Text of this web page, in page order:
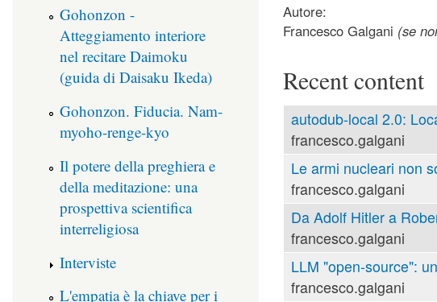
Autore:
Francesco Galgani (se
Recent content
autodub-local 2.0:
francesco.galgani
Le armi nucleari non
francesco.galgani
Da Adolf Hitler a
francesco.galgani
LLM "open-source":
francesco.galgani
Gohonzon -
Atteggiamento interiore
nel recitare Daimoku
(guida di Daisaku Ikeda)
Gohonzon. Fiducia. Nam-
myoho-renge-kyo
Il potere della preghiera e
della meditazione: una
prospettiva scientifica
interreligiosa
Interviste
L'empatia è la chiave per i